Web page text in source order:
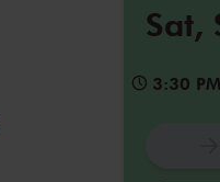
Sat,
3:30 PM